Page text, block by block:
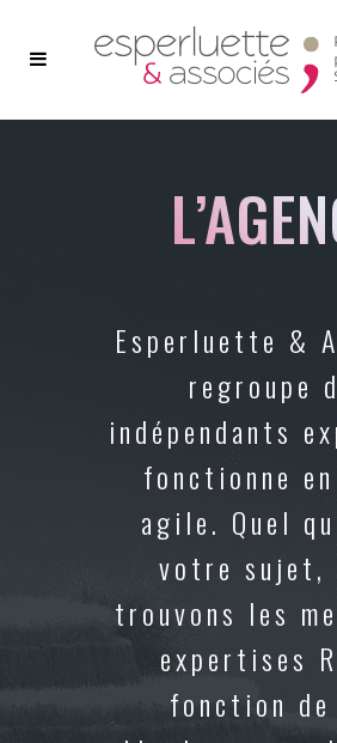
Esperluette &
regroupe
indépendants
fonctionne en
agile. Quel
votre sujet,
trouvons les
expertises
fonction de